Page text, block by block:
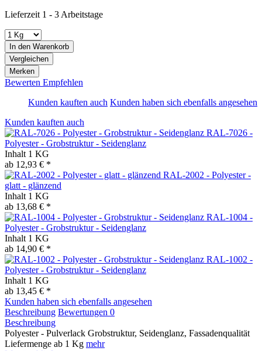
Lieferzeit 1 - 3 Arbeitstage
In den Warenkorb
Vergleichen
Merken
Bewerten Empfehlen
Kunden kauften auch Kunden haben sich ebenfalls angesehen
Kunden kauften auch
RAL-7026 -
Polyester - Grobstruktur - Seidenglanz
Inhalt 1 KG
ab 12,93 € *
RAL-2002 - Polyester -
glatt - glänzend
Inhalt 1 KG
ab 13,68 € *
RAL-1004 -
Polyester - Grobstruktur - Seidenglanz
Inhalt 1 KG
ab 14,90 € *
RAL-1002 -
Polyester - Grobstruktur - Seidenglanz
Inhalt 1 KG
ab 13,45 € *
Kunden haben sich ebenfalls angesehen
Beschreibung Bewertungen 0
Beschreibung
Polyester - Pulverlack Grobstruktur, Seidenglanz, Fassadenqualität
Liefermenge ab 1 Kg mehr